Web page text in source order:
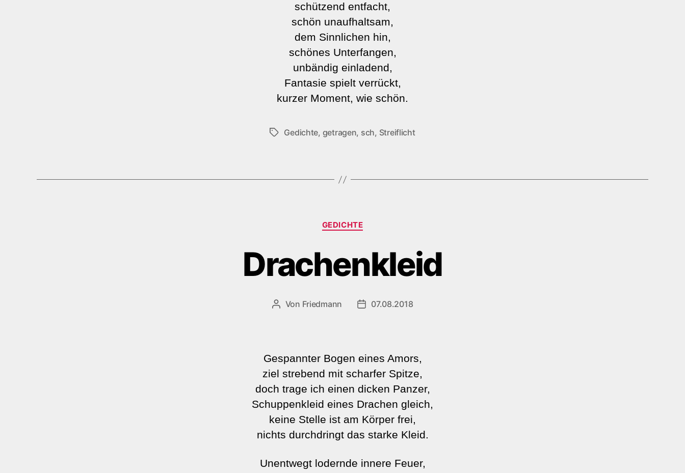
schützend entfacht,
schön unaufhaltsam,
dem Sinnlichen hin,
schönes Unterfangen,
unbändig einladend,
Fantasie spielt verrückt,
kurzer Moment, wie schön.
Schlagwörter
Gedichte, getragen, sch, Streiflicht
Kategorien
GEDICHTE
Drachenkleid
Beitragsautor
Von Friedmann Veröffentlichungsdatum
07.08.2018
Gespannter Bogen eines Amors,
ziel strebend mit scharfer Spitze,
doch trage ich einen dicken Panzer,
Schuppenkleid eines Drachen gleich,
keine Stelle ist am Körper frei,
nichts durchdringt das starke Kleid.
Unentwegt lodernde innere Feuer,